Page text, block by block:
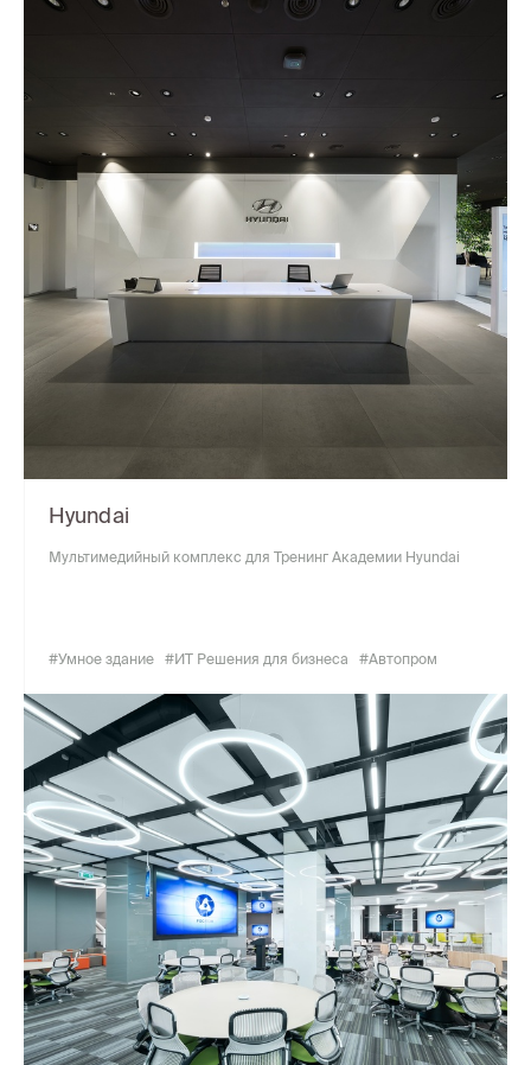
Hyundai
Мультимедийный комплекс для Тренинг Академии Hyundai
#Умное здание #ИТ Решения для бизнеса #Автопром